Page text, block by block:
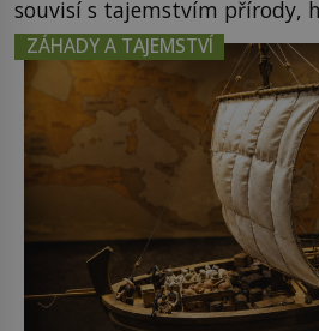
souvisí s tajemstvím přírody,
poznání. Jenže po jeho smrti
začínají rozpadat a část z nich
odnesl nejvzácnější knihy? A
zapomenuté rukopisy, které
ZÁHADY A TAJEMSTVÍ